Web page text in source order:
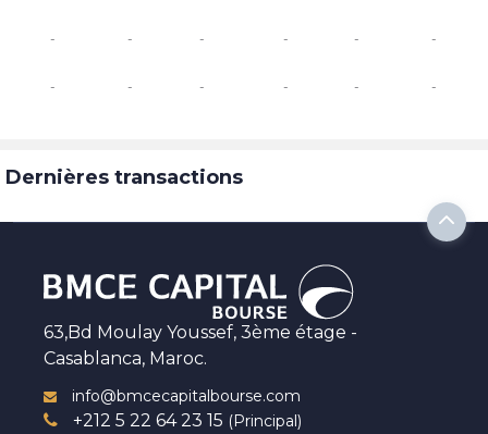
- - -
- - -
- - -
- - -
Dernières transactions
63,Bd Moulay Youssef, 3ème étage -
Casablanca, Maroc.
info@bmcecapitalbourse.com
+212 5 22 64 23 15 (Principal)